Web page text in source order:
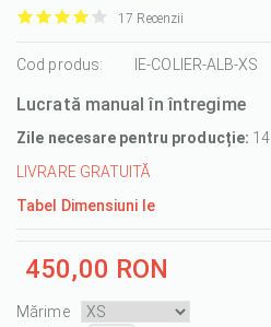
it
1/5
it
2/5
it
3/5
it
4/5
it
5/5
17 Recenzii
Cod produs: IE-COLIER-ALB-XS
Lucrată manual în întregime
Zile necesare pentru producție: 14
LIVRARE GRATUITĂ
Tabel Dimensiuni Ie
450,00 RON
Mărime